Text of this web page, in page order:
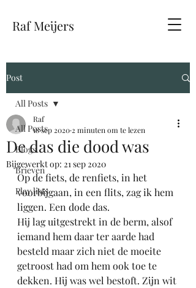
Raf Meijers
Post
All Posts
Blogs
Brieven
Play lists
All Posts
De das die dood was
Raf
18 sep 2020 2 minuten om te lezen
Bijgewerkt op: 21 sep 2020
Op de fiets, de renfiets, in het
voorbijgaan, in een flits, zag ik hem
liggen. Een dode das.
Hij lag uitgestrekt in de berm, alsof
iemand hem daar ter aarde had
besteld maar zich niet de moeite
getroost had om hem ook toe te
dekken. Hij was wel bestoft. Zijn wit